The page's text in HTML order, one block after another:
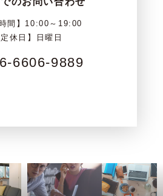
時間】10:00～19:00
定休日】日曜日
6606-9889